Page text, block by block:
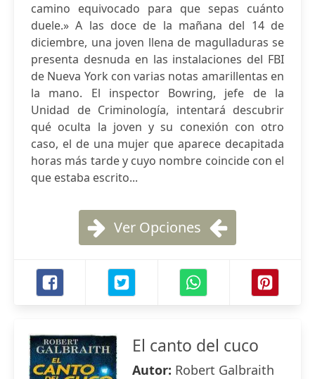
camino equivocado para que sepas cuánto
duele.» A las doce de la mañana del 14 de
diciembre, una joven llena de magulladuras se
presenta desnuda en las instalaciones del FBI
de Nueva York con varias notas amarillentas en
la mano. El inspector Bowring, jefe de la
Unidad de Criminología, intentará descubrir
qué oculta la joven y su conexión con otro
caso, el de una mujer que aparece decapitada
horas más tarde y cuyo nombre coincide con el
que estaba escrito...
Ver Opciones
El canto del cuco
Autor: Robert Galbraith